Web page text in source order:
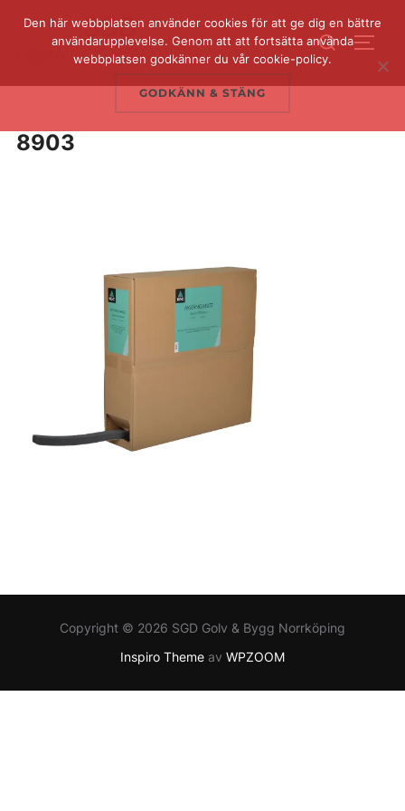
Sök
efter:
8903
Copyright © 2026 SGD Golv & Bygg Norrköping
Inspiro Theme av WPZOOM
Den här webbplatsen använder cookies för att ge dig en bättre
användarupplevelse. Genom att att fortsätta använda
webbplatsen godkänner du vår cookie-policy.
GODKÄNN & STÄNG